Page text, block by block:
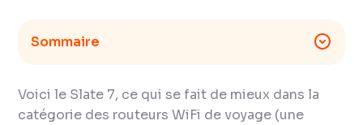
Sommaire
Voici le Slate 7, ce qui se fait de mieux dans la
catégorie des routeurs WiFi de voyage (une